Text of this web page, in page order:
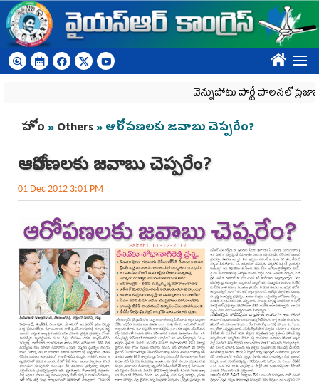
Skip to main content
????
వెన్నుపోటు పార్టీ పాలనలో ప్రజాస్వామ్యం
You are here
హోం »Others» ఆరోపణలకు జవాబు చెప్పరేం?
ఆరోపణలకు జవాబు చెప్పరేం?
01 Dec 2012 3:01 PM